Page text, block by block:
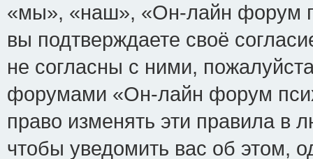
«мы», «наш», «Он-лайн форум
вы подтверждаете своё
не согласны с ними,
форумами «Он-лайн форум
право изменять эти правила в
чтобы уведомить вас об этом,